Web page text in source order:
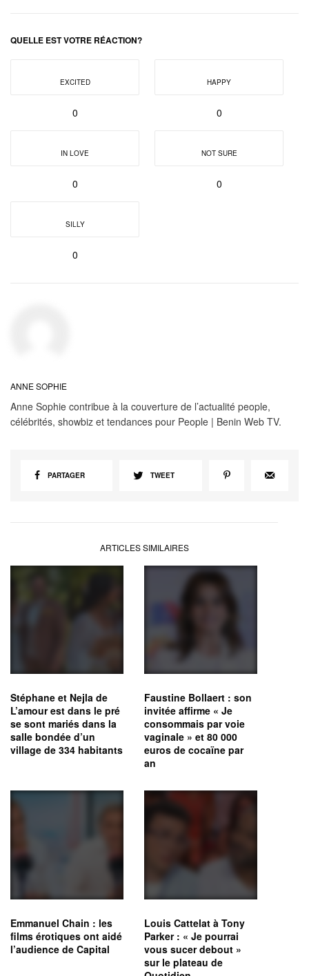
QUELLE EST VOTRE RÉACTION?
EXCITED
0
HAPPY
0
IN LOVE
0
NOT SURE
0
SILLY
0
ANNE SOPHIE
Anne Sophie contribue à la couverture de l’actualité people,
célébrités, showbiz et tendances pour People | Benin Web TV.
PARTAGER TWEET
ARTICLES SIMILAIRES
Stéphane et Nejla de
L’amour est dans le pré
se sont mariés dans la
salle bondée d’un
village de 334 habitants
Faustine Bollaert : son
invitée affirme « Je
consommais par voie
vaginale » et 80 000
euros de cocaïne par
an
Emmanuel Chain : les
films érotiques ont aidé
l’audience de Capital
Louis Cattelat à Tony
Parker : « Je pourrai
vous sucer debout »
sur le plateau de